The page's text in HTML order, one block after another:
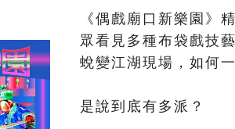
《偶戲廟口新樂園》
眾看見多種布袋戲技
蛻變江湖現場，如何一